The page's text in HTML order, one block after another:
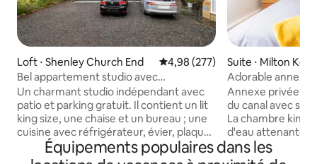
Loft ⋅ Shenley Church End Évaluation moyenne sur la
4,98 (277)
Bel appartement studio avec
stationnement gratuit sur place
Un charmant studio indépendant avec
patio et parking gratuit. Il contient un lit
king size, une chaise et un bureau ; une
cuisine avec réfrigérateur, évier, plaque
de cuisson et micro-ondes et toute la
vaisselle et les ustensiles nécessaires,
Suite ⋅ Milton
Adorable annexe
au bord du canal
Annexe privée et
du canal avec sa
La chambre king-
d'eau attenante
comprend des
sèche-cheveux et
Équipements populaires dans les